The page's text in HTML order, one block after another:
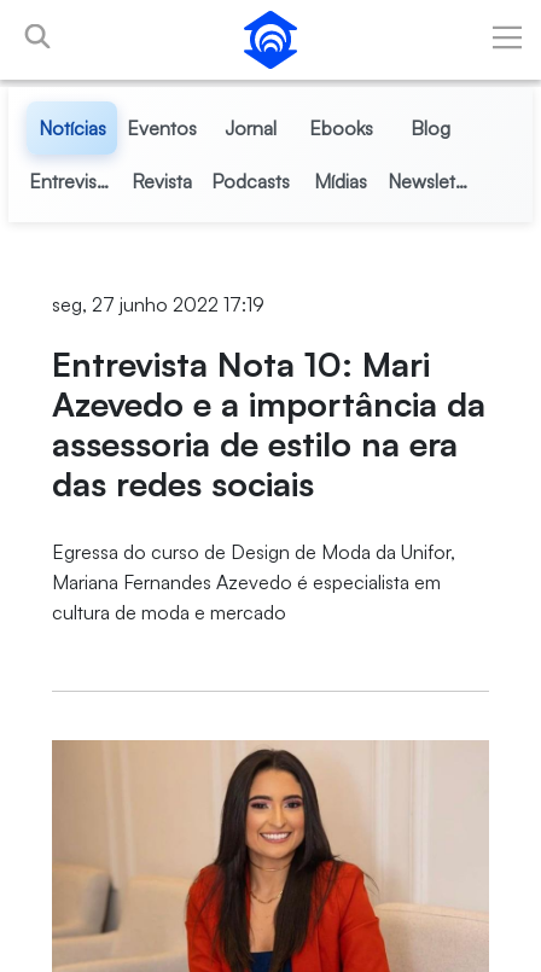
Pular para o Conteúdo principal
Notícias Eventos Jornal Ebooks Blog
Entrevistas Revista Podcasts Mídias Newsletter
seg, 27 junho 2022 17:19
Entrevista Nota 10: Mari
Azevedo e a importância da
assessoria de estilo na era
das redes sociais
Egressa do curso de Design de Moda da Unifor,
Mariana Fernandes Azevedo é especialista em
cultura de moda e mercado